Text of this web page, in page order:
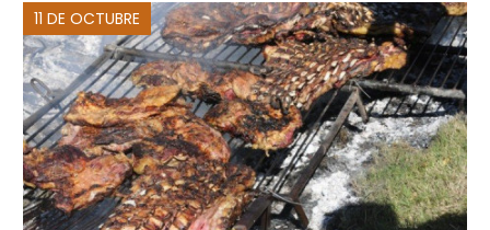
11 DE OCTUBRE